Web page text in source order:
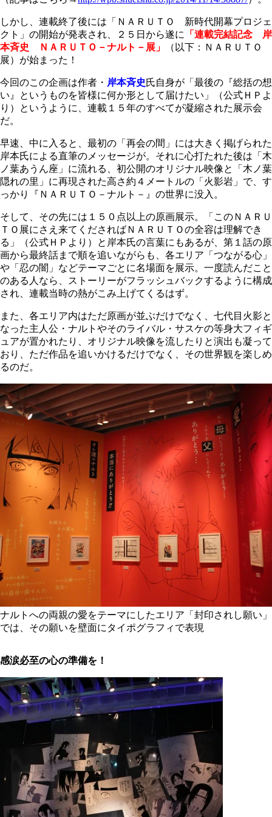
しかし、連載終了後には「ＮＡＲＵＴＯ 新時代開幕プロジェ
クト」の開始が発表され、２５日から遂に
「連載完結記念 岸
本斉史 ＮＡＲＵＴＯ－ナルト－展」
（以下：ＮＡＲＵＴＯ
展）が始まった！
今回のこの企画は作者・ 岸本斉史氏自身が「最後の『総括の想
い』というものを皆様に何か形として届けたい」（公式ＨＰよ
り）というように、連載１５年のすべてが凝縮された展示会
だ。
早速、中に入ると、最初の「再会の間」には大きく掲げられた
岸本氏による直筆のメッセージが。それに心打たれた後は「木
ノ葉あうん座」に流れる、初公開のオリジナル映像と「木ノ葉
隠れの里」に再現された高さ約４メートルの「火影岩」で、す
っかり『ＮＡＲＵＴＯ－ナルト－』の世界に没入。
そして、その先には１５０点以上の原画展示。「このＮＡＲＵ
ＴＯ展にさえ来てくださればＮＡＲＵＴＯの全容は理解でき
る」（公式ＨＰより）と岸本氏の言葉にもあるが、第１話の原
画から最終話まで順を追いながらも、各エリア「つながる心」
や「忍の闇」などテーマごとに名場面を展示。一度読んだこと
のある人なら、ストーリーがフラッシュバックするように構成
され、連載当時の熱がこみ上げてくるはず。
また、各エリア内はただ原画が並ぶだけでなく、七代目火影と
なった主人公・ナルトやそのライバル・サスケの等身大フィギ
ュアが置かれたり、オリジナル映像を流したりと演出も凝って
おり、ただ作品を追いかけるだけでなく、その世界観を楽しめ
るのだ。
ナルトへの両親の愛をテーマにしたエリア「封印されし願い」
では、その願いを壁面にタイポグラフィで表現
感涙必至の心の準備を！